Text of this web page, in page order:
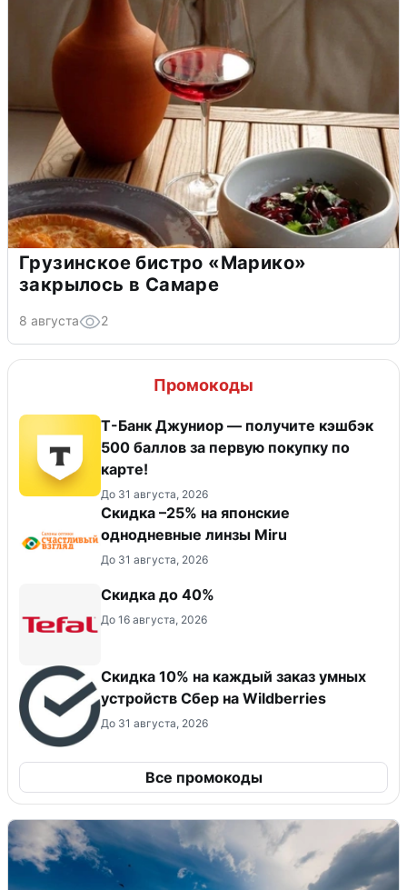
Грузинское бистро «Марико»
закрылось в Самаре
8 августа 2
Промокоды
Т-Банк Джуниор — получите кэшбэк
500 баллов за первую покупку по
карте!
До 31 августа, 2026
Скидка –25% на японские
однодневные линзы Miru
До 31 августа, 2026
Скидка до 40%
До 16 августа, 2026
Скидка 10% на каждый заказ умных
устройств Сбер на Wildberries
До 31 августа, 2026
Все промокоды